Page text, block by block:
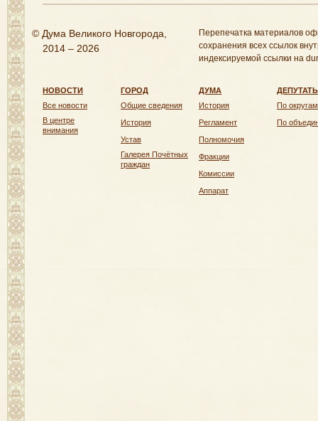
© Дума Великого Новгорода,
2014 – 2026
Перепечатка материалов
сохранения всех ссылок
индексируемой ссылки на
НОВОСТИ
Все новости
В центре
внимания
ГОРОД
Общие сведения
История
Устав
Галерея Почётных
граждан
ДУМА
История
Регламент
Полномочия
Фракции
Комиссии
Аппарат
По округам
По